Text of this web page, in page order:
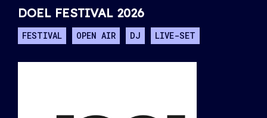
DOEL FESTIVAL 2026
FESTIVAL OPEN AIR DJ LIVE-SET